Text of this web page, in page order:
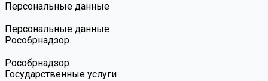
Персональные данные
Персональные данные
Роcобрнадзор
Роcобрнадзор
Государственные услуги